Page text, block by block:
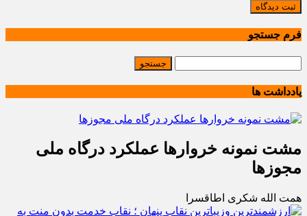
ثبت دیدگاه
فرم جستجو
یادداشت ها
مشت نمونه خروارها عملکرد درگاه ملی
مجوزها
همت الله شکری اطاقسرا